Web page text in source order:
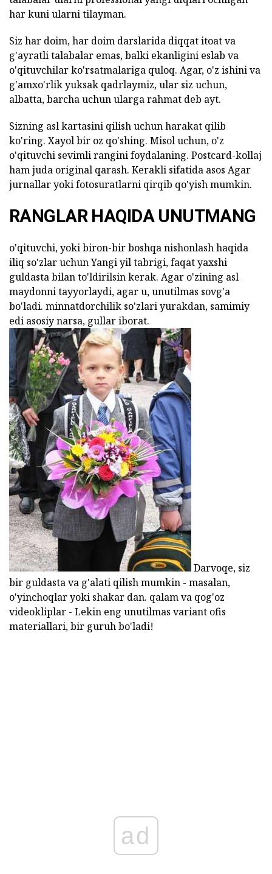
har kuni ularni tilayman.
Siz har doim, har doim darslarida diqqat itoat va
g'ayratli talabalar emas, balki ekanligini eslab va
o'qituvchilar ko'rsatmalariga quloq. Agar, o'z ishini va
g'amxo'rlik yuksak qadrlaymiz, ular siz uchun,
albatta, barcha uchun ularga rahmat deb ayt.
Sizning asl kartasini qilish uchun harakat qilib
ko'ring. Xayol bir oz qo'shing. Misol uchun, o'z
o'qituvchi sevimli rangini foydalaning. Postcard-kollaj
ham juda original qarash. Kerakli sifatida asos Agar
jurnallar yoki fotosuratlarni qirqib qo'yish mumkin.
RANGLAR HAQIDA UNUTMANG
o'qituvchi, yoki biron-bir boshqa nishonlash haqida
iliq so'zlar uchun Yangi yil tabrigi, faqat yaxshi
guldasta bilan to'ldirilsin kerak. Agar o'zining asl
maydonni tayyorlaydi, agar u, unutilmas sovg'a
bo'ladi. minnatdorchilik so'zlari yurakdan, samimiy
edi asosiy narsa, gullar iborat.
Darvoqe, siz
bir guldasta va g'alati qilish mumkin - masalan,
o'yinchoqlar yoki shakar dan. qalam va qog'oz
videokliplar - Lekin eng unutilmas variant ofis
materiallari, bir guruh bo'ladi!
ad